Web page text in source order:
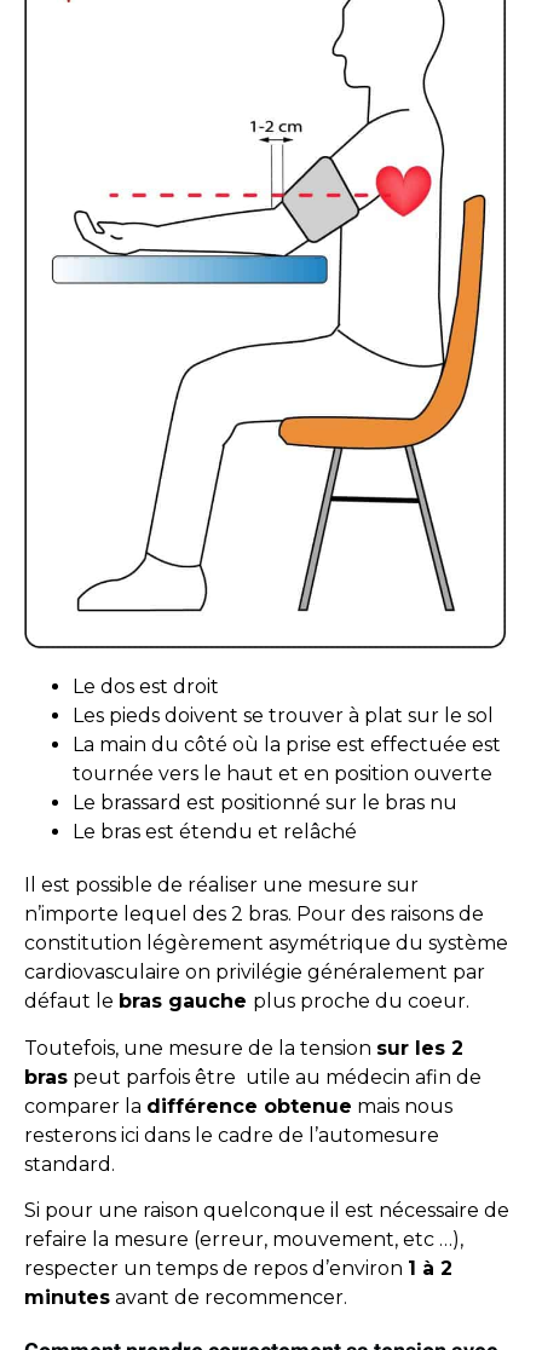
Le dos est droit
Les pieds doivent se trouver à plat sur le sol
La main du côté où la prise est effectuée est
tournée vers le haut et en position ouverte
Le brassard est positionné sur le bras nu
Le bras est étendu et relâché
Il est possible de réaliser une mesure sur
n’importe lequel des 2 bras. Pour des raisons de
constitution légèrement asymétrique du système
cardiovasculaire on privilégie généralement par
défaut le bras gauche plus proche du coeur.
Toutefois, une mesure de la tension sur les 2
bras peut parfois être utile au médecin afin de
comparer la différence obtenue mais nous
resterons ici dans le cadre de l’automesure
standard.
Si pour une raison quelconque il est nécessaire de
refaire la mesure (erreur, mouvement, etc …),
respecter un temps de repos d’environ 1 à 2
minutes avant de recommencer.